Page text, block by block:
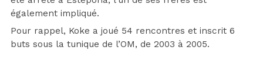
également impliqué.
Pour rappel, Koke a joué 54 rencontres et inscrit 6
buts sous la tunique de l’OM, de 2003 à 2005.